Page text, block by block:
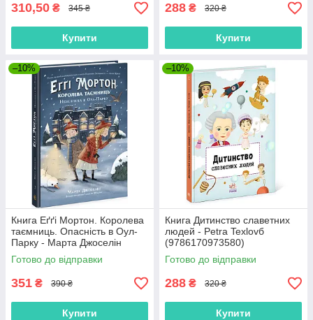
310,50 ₴ 345 ₴
Купити
288 ₴ 320 ₴
Купити
–10%
Книга Еґґі Мортон. Королева
таємниць. Опасність в Оул-
Парку - Марта Джоселін
(9786170971692)
Готово до відправки
351 ₴ 390 ₴
Купити
–10%
Книга Дитинство славетних
людей - Petra Texlovб
(9786170973580)
Готово до відправки
288 ₴ 320 ₴
Купити